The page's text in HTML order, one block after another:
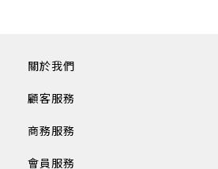
關於我們
顧客服務
商務服務
會員服務